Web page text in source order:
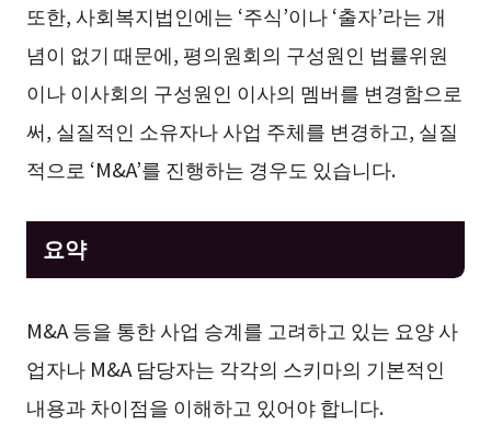
또한, 사회복지법인에는 ‘주식’이나 ‘출자’라는 개
념이 없기 때문에, 평의원회의 구성원인 법률위원
이나 이사회의 구성원인 이사의 멤버를 변경함으로
써, 실질적인 소유자나 사업 주체를 변경하고, 실질
적으로 ‘M&A’를 진행하는 경우도 있습니다.
요약
M&A 등을 통한 사업 승계를 고려하고 있는 요양 사
업자나 M&A 담당자는 각각의 스키마의 기본적인
내용과 차이점을 이해하고 있어야 합니다.